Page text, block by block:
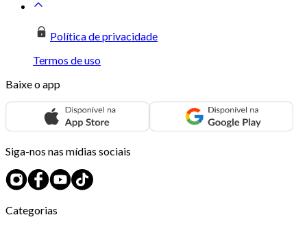
Política de privacidade
Termos de uso
Baixe o app
Siga-nos nas mídias sociais
Categorias